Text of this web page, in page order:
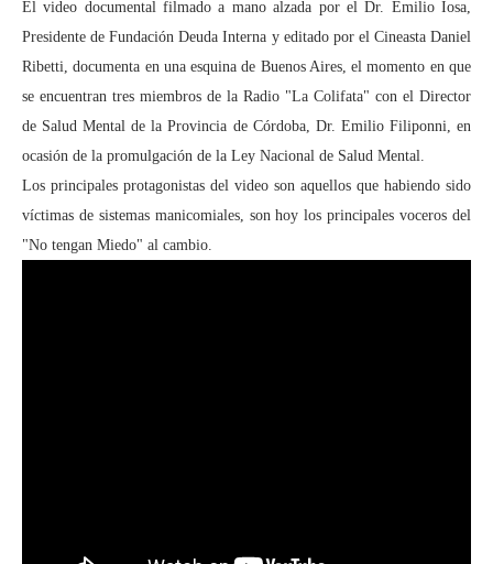
El video documental filmado a mano alzada por el Dr. Emilio Iosa,
Presidente de Fundación Deuda Interna y editado por el Cineasta Daniel
Ribetti, documenta en una esquina de Buenos Aires, el momento en que
se encuentran tres miembros de la Radio "La Colifata" con el Director
de Salud Mental de la Provincia de Córdoba, Dr. Emilio Filiponni, en
ocasión de la promulgación de la Ley Nacional de Salud Mental.
Los principales protagonistas del video son aquellos que habiendo sido
víctimas de sistemas manicomiales, son hoy los principales voceros del
"No tengan Miedo" al cambio.